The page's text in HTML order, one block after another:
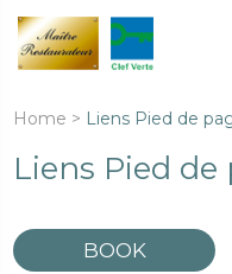
Home > Liens Pied de
Liens Pied de
BOOK